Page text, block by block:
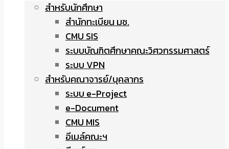
สำหรับนักศึกษา
สำนักทะเบียน มช.
CMU SIS
ระบบบัณฑิตศึกษาคณะวิศวกรรมศาสตร์
ระบบ VPN
สำหรับคณาจารย์/บุคลากร
ระบบ e-Project
e-Document
CMU MIS
อีเมล์คณะฯ